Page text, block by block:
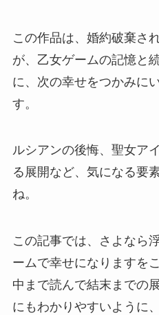
この作品は、婚約破棄さ
が、乙女ゲームの記憶と
に、次の幸せをつかみに
す。
ルシアンの後悔、聖女ア
る展開など、気になる要
ね。
この記事では、さよなら
ームで幸せになりますを
中まで読んで結末までの
にもわかりやすいように